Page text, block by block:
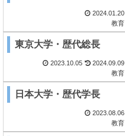
2024.01.20
教育
東京大学・歴代総長
2023.10.05
2024.09.09
教育
日本大学・歴代学長
2023.08.06
教育